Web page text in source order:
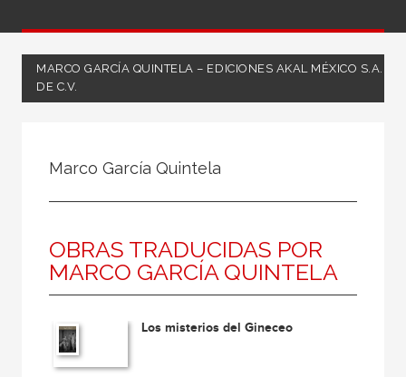
MARCO GARCÍA QUINTELA – EDICIONES AKAL MÉXICO S.A.
DE C.V.
Ilustrador
Ilustradora
Marco García Quintela
OBRAS TRADUCIDAS POR
MARCO GARCÍA QUINTELA
Los misterios del Gineceo